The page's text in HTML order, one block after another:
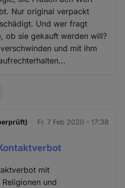
Nur original verpackt
Und wer fragt
ob sie gekauft werden will?
und mit ihm
Fr. 7 Feb 2020 - 17:38
mit
und